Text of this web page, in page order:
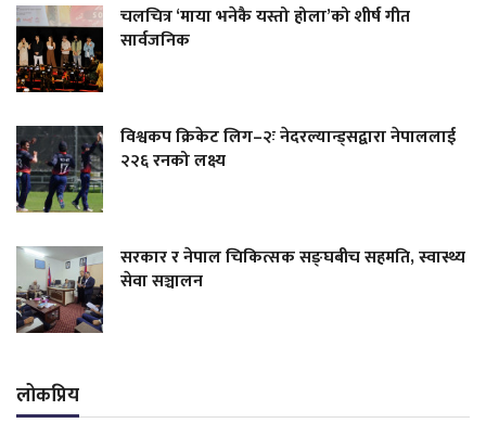
चलचित्र ‘माया भनेकै यस्तो होला’को शीर्ष गीत
सार्वजनिक
विश्वकप क्रिकेट लिग–२ः नेदरल्यान्ड्सद्वारा नेपाललाई
२२६ रनको लक्ष्य
सरकार र नेपाल चिकित्सक सङ्घबीच सहमति, स्वास्थ्य
सेवा सञ्चालन
लोकप्रिय